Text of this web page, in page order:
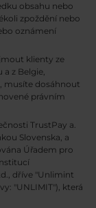
obsahu nebo
zpoždění nebo
oznámení
klienty ze
z Belgie,
musíte dosáhnout
právním
TrustPay a.
Slovenska, a
Úřadem pro
dříve "Unlimint
"UNLIMIT"), která